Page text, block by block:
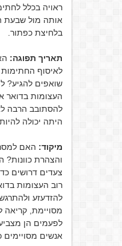
ראויה בכלל
אותה מול שבעת
בלחיצת כפתור.
תאריך תפוגה:
לאיסוף
שואפים להגיע?
העצומות בדואר
להסתובב הרבה
היתה יכולה
מיקוד: האם
והצהרת
צעדים דרושים
רוב העצומות
להזדעזע
מסויימת, קריאה
לפעמים הן
אנשים